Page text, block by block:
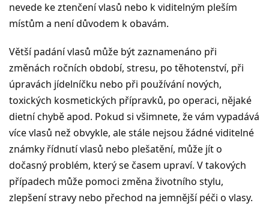
nevede ke ztenčení vlasů nebo k viditelným pleším
místům a není důvodem k obavám.
Větší padání vlasů může být zaznamenáno při
změnách ročních období, stresu, po těhotenství, při
úpravách jídelníčku nebo při používání nových,
toxických kosmetických přípravků, po operaci, nějaké
dietní chybě apod. Pokud si všimnete, že vám vypadává
více vlasů než obvykle, ale stále nejsou žádné viditelné
známky řídnutí vlasů nebo plešatění, může jít o
dočasný problém, který se časem upraví. V takových
případech může pomoci změna životního stylu,
zlepšení stravy nebo přechod na jemnější péči o vlasy.